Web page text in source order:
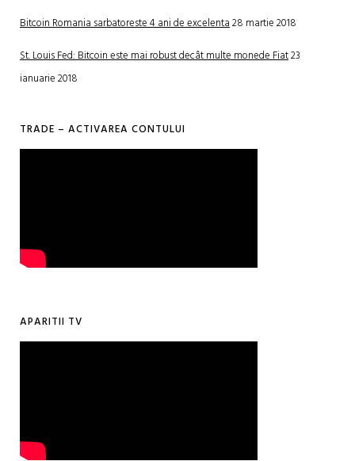
Bitcoin Romania sarbatoreste 4 ani de excelenta28 martie 2018
St. Louis Fed: Bitcoin este mai robust decât multe monede Fiat23
ianuarie 2018
TRADE – ACTIVAREA CONTULUI
APARITII TV